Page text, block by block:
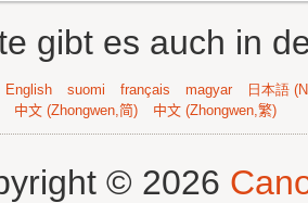
gibt es auch in
English suomi français magyar
日本語
中文 (Zhongwen,简) 中文 (Zhongwen,繁)
© 2026